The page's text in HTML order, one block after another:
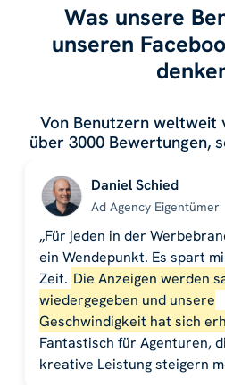
Was unsere
unseren
Von Benutzern weltweit
über 3000 Bewertungen,
Daniel Schied
Ad Agency Eigentümer
„Für jeden in der
ein Wendepunkt. Es spart
Zeit. Die Anzeigen werden
wiedergegeben und unsere
Geschwindigkeit hat sich
Fantastisch für Agenturen,
kreative Leistung steigern